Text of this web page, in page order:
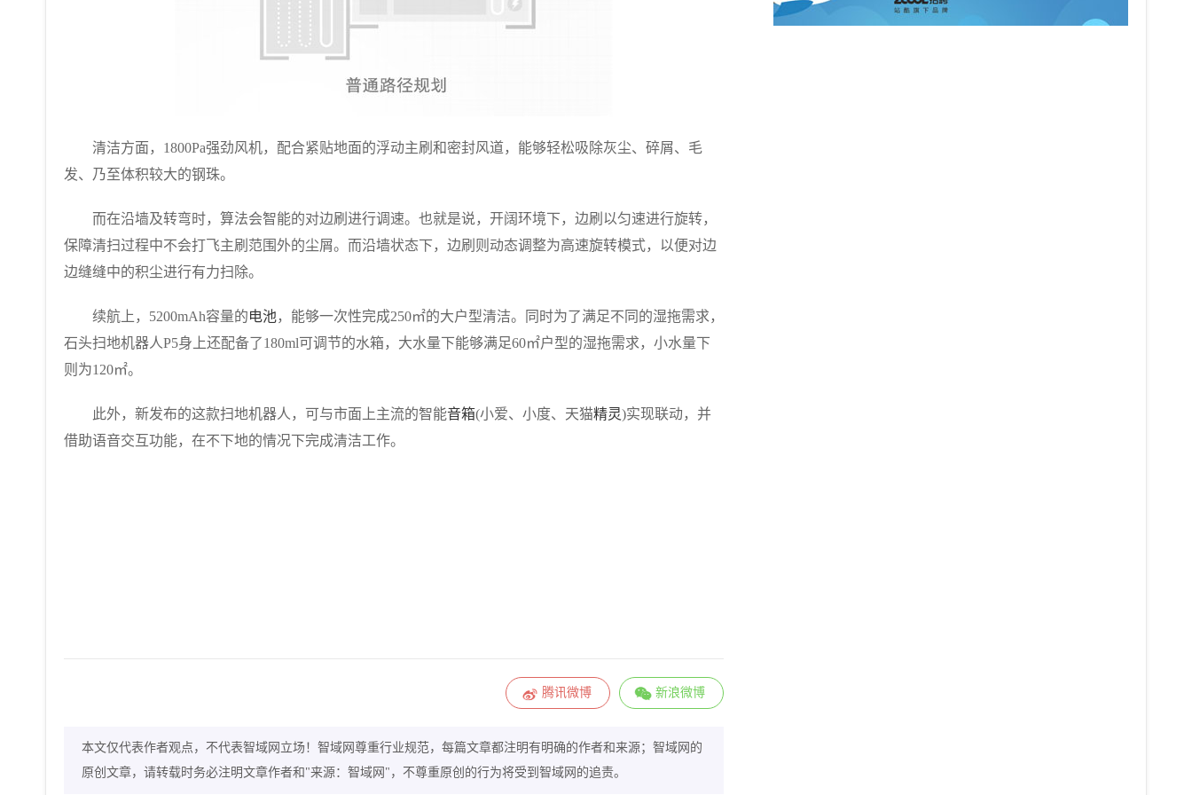
清洁方面，1800Pa强劲风机，配合紧贴地面的浮动主刷和密封风道，能够轻松吸除灰尘、碎屑、毛
发、乃至体积较大的钢珠。
而在沿墙及转弯时，算法会智能的对边刷进行调速。也就是说，开阔环境下，边刷以匀速进行旋转，
保障清扫过程中不会打飞主刷范围外的尘屑。而沿墙状态下，边刷则动态调整为高速旋转模式，以便对边
边缝缝中的积尘进行有力扫除。
续航上，5200mAh容量的电池，能够一次性完成250㎡的大户型清洁。同时为了满足不同的湿拖需求，
石头扫地机器人P5身上还配备了180ml可调节的水箱，大水量下能够满足60㎡户型的湿拖需求，小水量下
则为120㎡。
此外，新发布的这款扫地机器人，可与市面上主流的智能音箱(小爱、小度、天猫精灵)实现联动，并
借助语音交互功能，在不下地的情况下完成清洁工作。
新浪微博
腾讯微博
本文仅代表作者观点，不代表智域网立场！智域网尊重行业规范，每篇文章都注明有明确的作者和来源；智域网的
原创文章，请转载时务必注明文章作者和"来源：智域网"，不尊重原创的行为将受到智域网的追责。